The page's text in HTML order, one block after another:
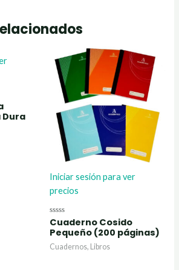
Iniciar sesión para ver
precios
Valorado
con
0
de
5
Cuaderno Cosido
Pequeño (200 páginas)
Cuadernos, Libros